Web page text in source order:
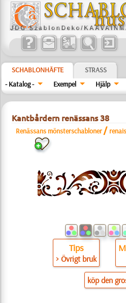
SCHABLONHÄFTE
STRASS
- Katalog -
Exempel Hjälp
Kantbårdern renässans 38
Renässans mönsterschabloner /
Tips
> Övrigt bruk
köp den